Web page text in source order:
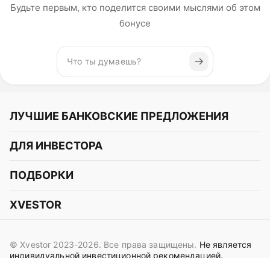
Будьте первым, кто поделится своими мыслями об этом
бонусе
ЛУЧШИЕ БАНКОВСКИЕ ПРЕДЛОЖЕНИЯ
Альфа-Банк
СБЕР
Газпромбанк
OZON Банк
ДЛЯ ИНВЕСТОРА
Курс акций
Курс облигаций
Прогнозы на криптовалюты
ПОДБОРКИ
Подборки акций
Подборки облигаций
XVESTOR
Вконтакте
© Xvestor 2023-2026. Все права защищены. Не является
индивидуальной инвестиционной рекомендацией.